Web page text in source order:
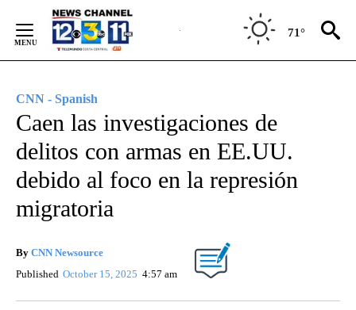
Content
71°
CNN - Spanish
Caen las investigaciones de
delitos con armas en EE.UU.
debido al foco en la represión
migratoria
By CNN Newsource
Published October 15, 2025 4:57 am